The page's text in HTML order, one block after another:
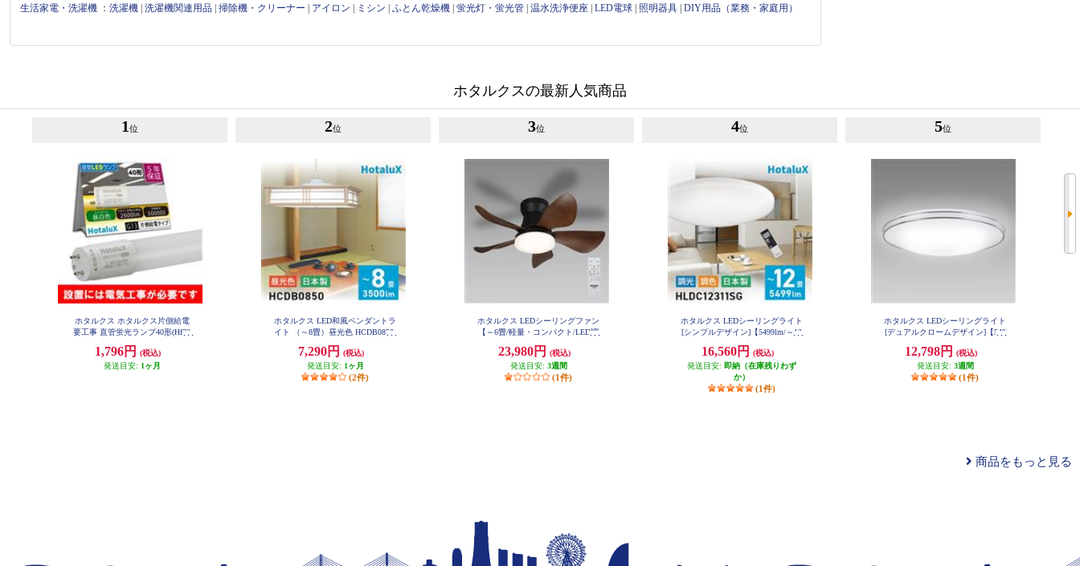
生活家電・洗濯機 ：洗濯機 |洗濯機関連用品 |掃除機・クリーナー アイロン ミシン |ふとん乾燥機 |蛍光灯・蛍光管 |温水洗浄便座 |LED電球 照明器具 |DIY用品（業務・家庭用）
ホタルクスの最新人気商品
1 位
ホタルクス ホタルクス片側給電
要工事 直管蛍光ランプ40形(Hf32
全光束2600lm G13口金 1200mm L
D40T50-16-26G13-H1
1,796円
(税込)
発送目安: 1ヶ月
2位
ホタルクス LED和風ペンダントラ
イト （～8畳）昼光色 HCDB0850
7,290円
(税込)
発送目安: 1ヶ月
(2件)
3位
ホタルクス LEDシーリングファン
【～6畳/軽量・コンパクト/LED調
機能（安らぎモード）付/リモコン
付属】 XZF-06433KRCSG
23,980円
(税込)
発送目安: 3週間
(1件)
4位
ホタルクス LEDシーリングライト
[シンプルデザイン]【5499lm/～12
ホタルック/手元灯/日本製/リモコ
ン付属】 HLDC12311SG
16,560円
(税込)
発送目安: 即納（在庫残りわず
か）
(1件)
5位
ホタルクス LEDシーリングライト
[デュアルクロームデザイン]【549
ド/ホタルック/日本製/リモコン付
属】 HLDC12402SG
12,798円
(税込)
発送目安: 3週間
(1件)
商品をもっと見る